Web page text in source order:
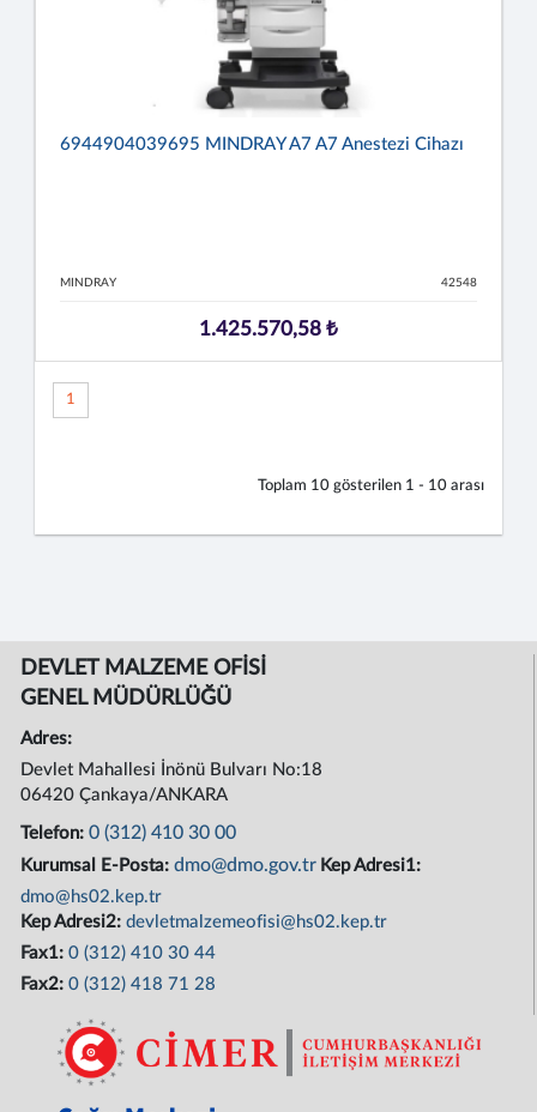
6944904039695 MINDRAY A7 A7 Anestezi Cihazı
MINDRAY 42548
1.425.570,58 ₺
1
Toplam 10gösterilen 1 - 10arası
DEVLET MALZEME OFİSİ
GENEL MÜDÜRLÜĞÜ
Adres:
Devlet Mahallesi İnönü Bulvarı No:18
06420 Çankaya/ANKARA
Telefon:0 (312) 410 30 00
Kurumsal E-Posta:dmo@dmo.gov.tr Kep Adresi1:
dmo@hs02.kep.tr
Kep Adresi2:devletmalzemeofisi@hs02.kep.tr
Fax1:0 (312) 410 30 44
Fax2:0 (312) 418 71 28